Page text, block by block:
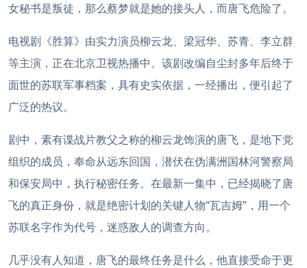
女秘书是叛徒，那么蔡梦就是她的接头人，而唐飞危险了。
电视剧《胜算》由实力演员柳云龙、梁冠华、苏青、李立群
等主演，正在北京卫视热播中。该剧改编自尘封多年后终于
面世的苏联军事档案，具有史实依据，一经播出，便引起了
广泛的热议。
剧中，素有谍战片教父之称的柳云龙饰演的唐飞，是地下党
组织的成员，奉命从远东回国，潜伏在伪满洲国林河警察局
和保安局中，执行秘密任务。在最新一集中，已经揭晓了唐
飞的真正身份，就是绝密计划的关键人物“瓦吉姆”，用一个
苏联名字作为代号，迷惑敌人的调查方向。
几乎没有人知道，唐飞的最终任务是什么，他直接受命于更